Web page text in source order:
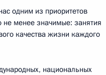
культуры и спорта
одним из приоритетов
не менее значимые: занятия
качества жизни каждого
национальных